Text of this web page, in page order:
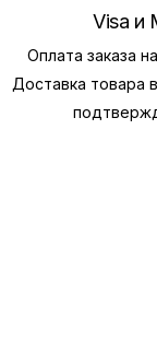
Visa и
Оплата заказа
Доставка товара